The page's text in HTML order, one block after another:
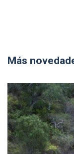
Más